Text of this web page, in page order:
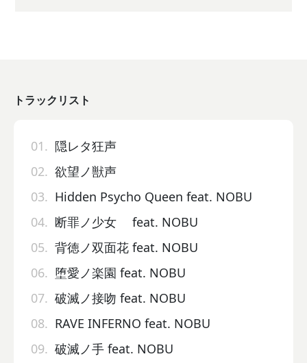
トラックリスト
01. 隠レタ狂声
02. 欲望ノ獣声
03. Hidden Psycho Queen feat. NOBU
04. 断罪ノ少女 feat. NOBU
05. 背徳ノ双面花 feat. NOBU
06. 堕愛ノ楽園 feat. NOBU
07. 破滅ノ接吻 feat. NOBU
08. RAVE INFERNO feat. NOBU
09. 破滅ノ手 feat. NOBU